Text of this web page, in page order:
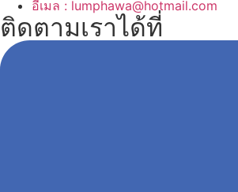
อีเมล : lumphawa@hotmail.com
ติดตามเราได้ที่